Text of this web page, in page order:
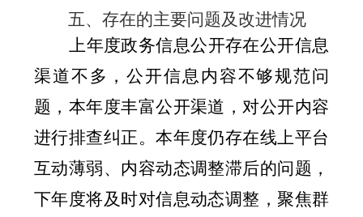
五、存在的主要问题及改进情况
上年度政务信息公开存在公开信息
渠道不多，公开信息内容不够规范问
题，本年度丰富公开渠道，对公开内容
进行排查纠正。本年度仍存在线上平台
互动薄弱、内容动态调整滞后的问题，
下年度将及时对信息动态调整，聚焦群